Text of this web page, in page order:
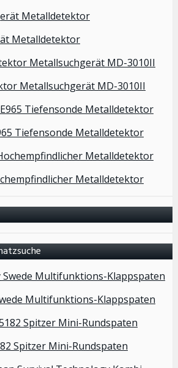
Metalldetektor
Metallsuchgerät MD-3010II
Tiefensonde Metalldetektor
Metalldetektor
Multifunktions-Klappspaten
Spitzer Mini-Rundspaten